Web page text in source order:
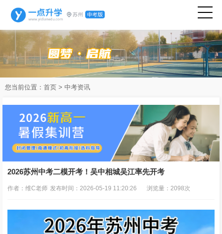
您当前位置： 首页 > 中考资讯
2026苏州中考二模开考！吴中相城吴江率先开考
作者：维C老师 发布时间：2026-05-19 11:20:26 浏览量：2098次